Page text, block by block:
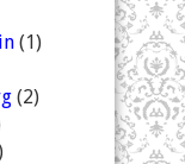
(1)
(2)